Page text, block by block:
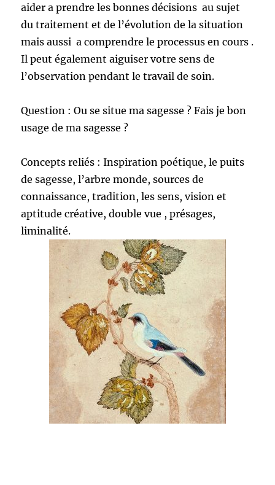
aider a prendre les bonnes décisions au sujet
du traitement et de l’évolution de la situation
mais aussi a comprendre le processus en cours .
Il peut également aiguiser votre sens de
l’observation pendant le travail de soin.
Question : Ou se situe ma sagesse ? Fais je bon
usage de ma sagesse ?
Concepts reliés : Inspiration poétique, le puits
de sagesse, l’arbre monde, sources de
connaissance, tradition, les sens, vision et
aptitude créative, double vue , présages,
liminalité.